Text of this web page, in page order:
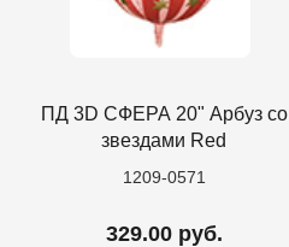
ПД 3D СФЕРА 20" Арбуз со
звездами Red
1209-0571
329.00 руб.